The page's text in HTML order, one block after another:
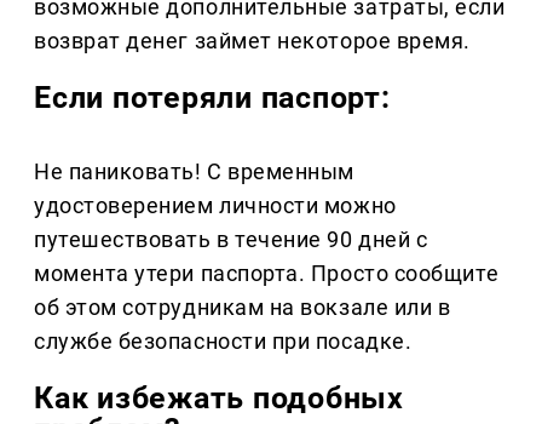
возможные дополнительные затраты, если
возврат денег займет некоторое время.
Если потеряли паспорт:
Не паниковать! С временным
удостоверением личности можно
путешествовать в течение 90 дней с
момента утери паспорта. Просто сообщите
об этом сотрудникам на вокзале или в
службе безопасности при посадке.
Как избежать подобных